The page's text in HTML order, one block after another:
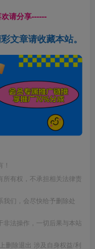
请分享------
文章请收藏本站。
有权，不承担相关法律责
我们，会尽快给予删除处
法操作，一切后果与本站
删除退出 涉及自身权益/利